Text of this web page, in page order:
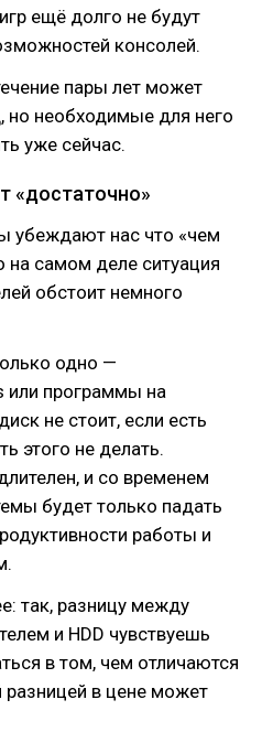
ещё долго не будут
консолей.
пары лет может
но необходимые для него
уже сейчас.
«достаточно»
убеждают нас что «чем
на самом деле ситуация
обстоит немного
одно —
или программы на
не стоит, если есть
этого не делать.
и со временем
будет только падать
работы и
так, разницу между
и HDD чувствуешь
в том, чем отличаются
разницей в цене может